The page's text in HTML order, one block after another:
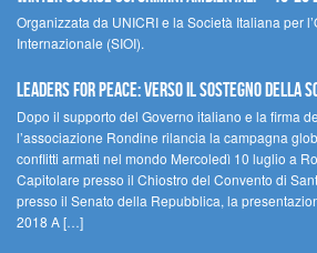
Organizzata da UNICRI e la Società Italiana per
Internazionale (SIOI).
Leaders for peace: verso il sostegno della
Dopo il supporto del Governo italiano e la firma
l’associazione Rondine rilancia la campagna
conflitti armati nel mondo Mercoledì 10 luglio a
Capitolare presso il Chiostro del Convento di
presso il Senato della Repubblica, la
2018 A […]